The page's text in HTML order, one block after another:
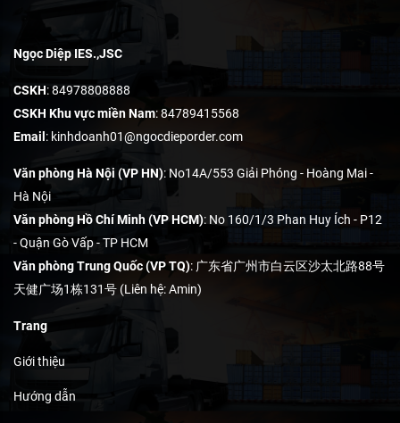
Ngọc Diệp IES.,JSC
CSKH: 84978808888
CSKH Khu vực miền Nam: 84789415568
Email : kinhdoanh01@ngocdieporder.com
Văn phòng Hà Nội (VP HN): No14A/553 Giải Phóng - Hoàng Mai -
Hà Nội
Văn phòng Hồ Chí Minh (VP HCM): No 160/1/3 Phan Huy Ích - P12
- Quận Gò Vấp - TP HCM
Văn phòng Trung Quốc (VP TQ): 广东省广州市白云区沙太北路88号
天健广场1栋131号 (Liên hệ: Amin)
Trang
Giới thiệu
Hướng dẫn